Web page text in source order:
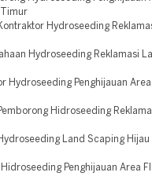
Timur
Hydroseeding
Hydroseeding Reklamasi
Hydroseeding Penghijauan
Hidroseeding
Land Scaping Hijau
Penghijauan Area